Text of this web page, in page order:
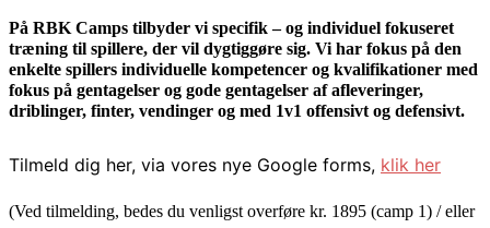
På RBK Camps tilbyder vi specifik – og individuel fokuseret
træning til spillere, der vil dygtiggøre sig. Vi har fokus på den
enkelte spillers individuelle kompetencer og kvalifikationer med
fokus på gentagelser og gode gentagelser af afleveringer,
driblinger, finter, vendinger og med 1v1 offensivt og defensivt.
Tilmeld dig her, via vores nye Google forms, klik her
(Ved tilmelding, bedes du venligst overføre kr. 1895 (camp 1) / eller